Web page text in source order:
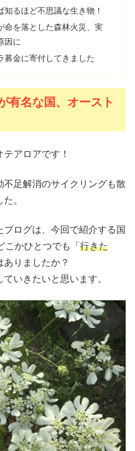
るほど不思議な生き物！
命を落とした森林火災、実
因に
募金に寄付してきました
有名な国、オースト
アロアです！
足解消のサイクリングも散
。
ログは、今回で紹介する国
こかひとつでも「 行きた
ありましたか？
いきたいと思います。